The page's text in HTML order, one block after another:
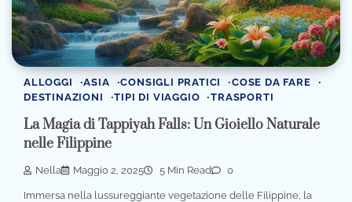
ALLOGGI ASIA CONSIGLI PRATICI
COSE DA FARE
DESTINAZIONI
TIPI DI VIAGGIO TRASPORTI
La Magia di Tappiyah Falls: Un Gioiello Naturale
nelle Filippine
Nella Maggio 2, 2025 5 Min Read 0
Immersa nella lussureggiante vegetazione delle Filippine, la